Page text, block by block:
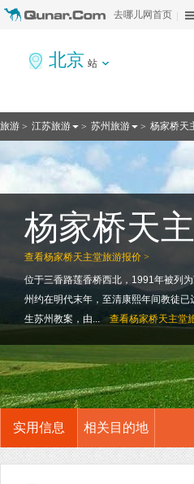
去哪儿网首页
北京 站
旅游 > 江苏旅游 > 苏州旅游 > 杨家桥天
查看杨家桥天主堂旅游报价 >
杨家桥天
位于三香路莲香桥西北，1991年被列
州约在明代末年，至清康熙年间教徒
生苏州教案，由...
查看杨家桥天主堂
实用信息 相关目的地